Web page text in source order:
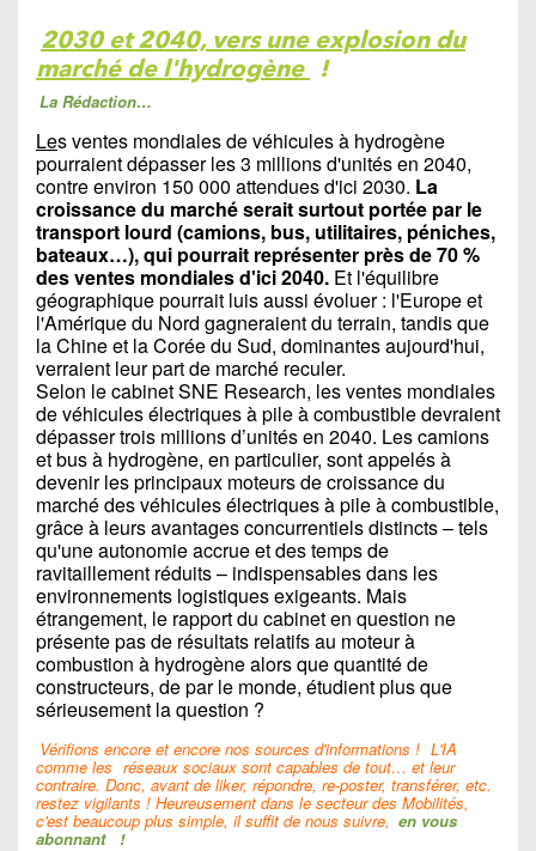
2030 et 2040, vers une explosion du
marché de l'hydrogène !
La Rédaction…
Les ventes mondiales de véhicules à hydrogène
pourraient dépasser les 3 millions d'unités en 2040,
contre environ 150 000 attendues d'ici 2030. La
croissance du marché serait surtout portée par le
transport lourd (camions, bus, utilitaires, péniches,
bateaux…), qui pourrait représenter près de 70 %
des ventes mondiales d'ici 2040. Et l'équilibre
géographique pourrait luis aussi évoluer : l'Europe et
l'Amérique du Nord gagneraient du terrain, tandis que
la Chine et la Corée du Sud, dominantes aujourd'hui,
verraient leur part de marché reculer.
Selon le cabinet SNE Research, les ventes mondiales
de véhicules électriques à pile à combustible devraient
dépasser trois millions d’unités en 2040. Les camions
et bus à hydrogène, en particulier, sont appelés à
devenir les principaux moteurs de croissance du
marché des véhicules électriques à pile à combustible,
grâce à leurs avantages concurrentiels distincts – tels
qu'une autonomie accrue et des temps de
ravitaillement réduits – indispensables dans les
environnements logistiques exigeants. Mais
étrangement, le rapport du cabinet en question ne
présente pas de résultats relatifs au moteur à
combustion à hydrogène alors que quantité de
constructeurs, de par le monde, étudient plus que
sérieusement la question ?
Vérifions encore et encore nos sources d'informations ! L'IA
comme les réseaux sociaux sont capables de tout… et leur
contraire. Donc, avant de liker, répondre, re-poster, transférer, etc.
restez vigilants ! Heureusement dans le secteur des Mobilités,
c'est beaucoup plus simple, il suffit de nous suivre, en vous
abonnant !